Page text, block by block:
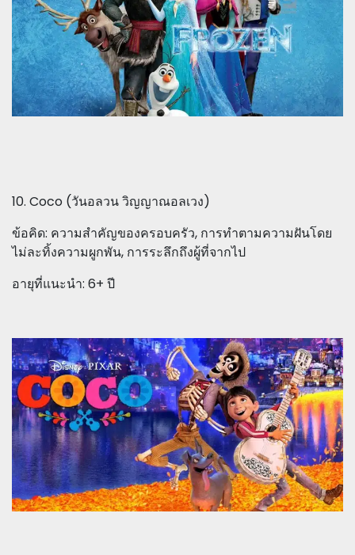
10. Coco (วันอลวน วิญญาณอลเวง)
ข้อคิด: ความสำคัญของครอบครัว, การทำตามความฝันโดย
ไม่ละทิ้งความผูกพัน, การระลึกถึงผู้ที่จากไป
อายุที่แนะนำ: 6+ ปี